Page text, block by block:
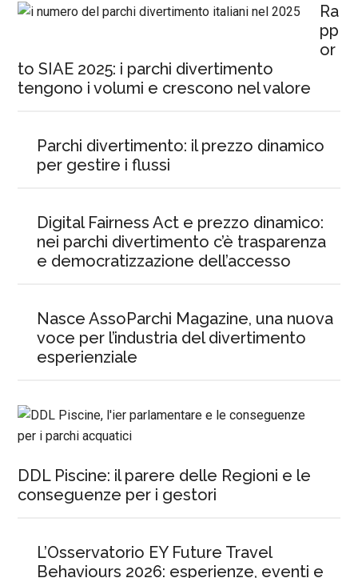
Ra
pp
or
to SIAE 2025: i parchi divertimento
tengono i volumi e crescono nel valore
Parchi divertimento: il prezzo dinamico
per gestire i flussi
Digital Fairness Act e prezzo dinamico:
nei parchi divertimento c’è trasparenza
e democratizzazione dell’accesso
Nasce AssoParchi Magazine, una nuova
voce per l’industria del divertimento
esperienziale
DDL Piscine: il parere delle Regioni e le
conseguenze per i gestori
L’Osservatorio EY Future Travel
Behaviours 2026: esperienze, eventi e